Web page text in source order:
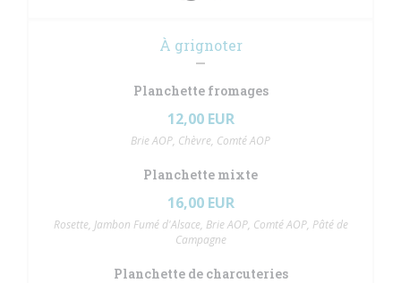
À grignoter
Planchette fromages
12,00 EUR
Brie AOP, Chèvre, Comté AOP
Planchette mixte
16,00 EUR
Rosette, Jambon Fumé d'Alsace, Brie AOP, Comté AOP, Pâté de
Campagne
Planchette de charcuteries